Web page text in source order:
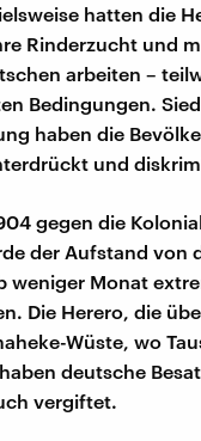
hatten die
Rinderzucht und
arbeiten –
Bedingungen.
haben die
und
gegen die
der Aufstand von
weniger Monat
Die Herero, die
Wüste, wo
deutsche
vergiftet.